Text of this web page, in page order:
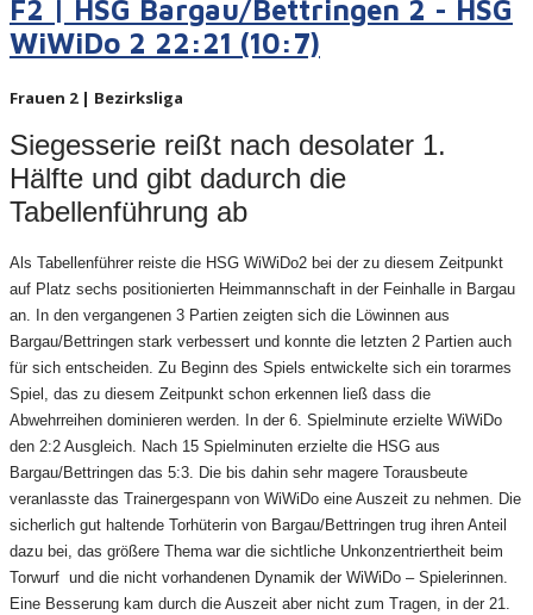
F2 | HSG Bargau/Bettringen 2 - HSG
WiWiDo 2 22:21 (10:7)
Frauen 2 | Bezirksliga
Siegesserie reißt nach desolater 1.
Hälfte und gibt dadurch die
Tabellenführung ab
Als Tabellenführer reiste die HSG WiWiDo2 bei der zu diesem Zeitpunkt
auf Platz sechs positionierten Heimmannschaft in der Feinhalle in Bargau
an. In den vergangenen 3 Partien zeigten sich die Löwinnen aus
Bargau/Bettringen stark verbessert und konnte die letzten 2 Partien auch
für sich entscheiden. Zu Beginn des Spiels entwickelte sich ein torarmes
Spiel, das zu diesem Zeitpunkt schon erkennen ließ dass die
Abwehrreihen dominieren werden. In der 6. Spielminute erzielte WiWiDo
den 2:2 Ausgleich. Nach 15 Spielminuten erzielte die HSG aus
Bargau/Bettringen das 5:3. Die bis dahin sehr magere Torausbeute
veranlasste das Trainergespann von WiWiDo eine Auszeit zu nehmen. Die
sicherlich gut haltende Torhüterin von Bargau/Bettringen trug ihren Anteil
dazu bei, das größere Thema war die sichtliche Unkonzentriertheit beim
Torwurf und die nicht vorhandenen Dynamik der WiWiDo – Spielerinnen.
Eine Besserung kam durch die Auszeit aber nicht zum Tragen, in der 21.